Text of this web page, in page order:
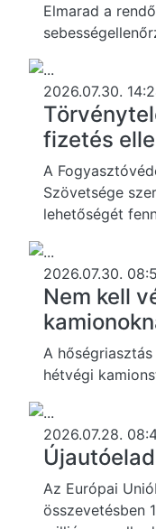
Elmarad a
2026.07.30.
fizetés
A
Szövetsége
lehetőségét
2026.07.30.
Nem kell
A
hétvégi
2026.07.28.
Az Európai
összevetésben